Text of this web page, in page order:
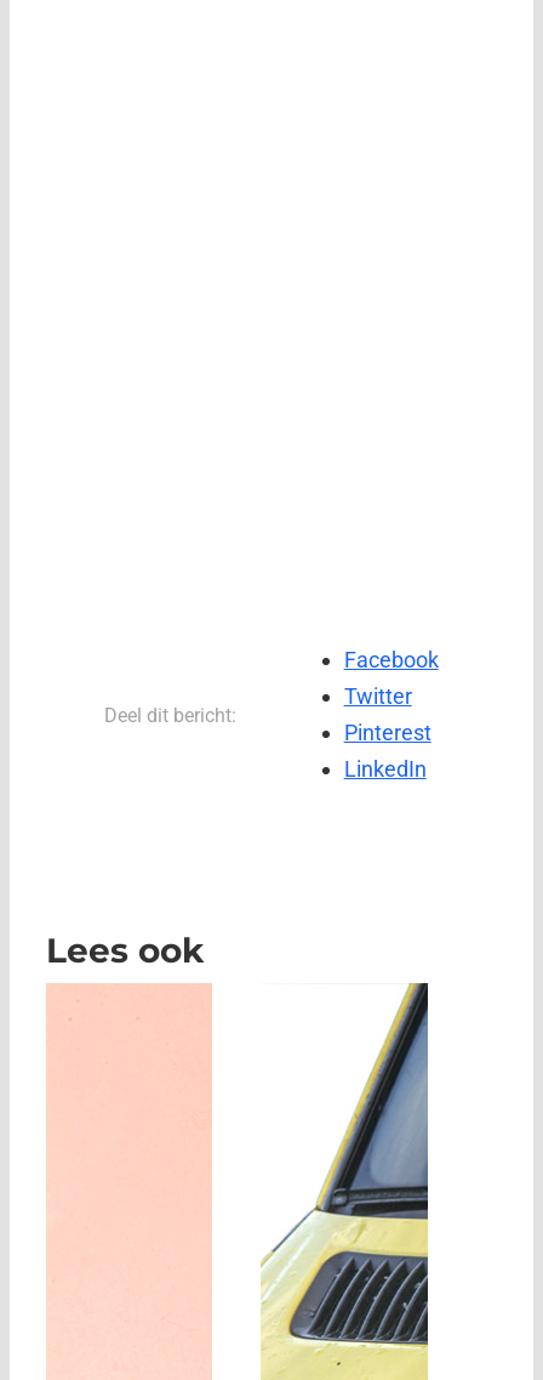
Deel dit bericht:
Facebook
Twitter
Pinterest
LinkedIn
Lees ook